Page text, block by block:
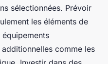
sélectionnées. Prévoir
les éléments de
comme les